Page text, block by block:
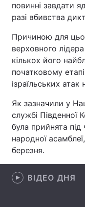
Економіка
Спорт
Техно і зв'язок
Зброя
Цікавинки
Екологія
Лонгріди
повинні завдати
разі вбивства
Причиною для
верховного
кількох його
початковому
ізраїльських атак
Як зазначили у
службі Південної
була прийнята під
народної
березня.
ВІДЕО ДНЯ